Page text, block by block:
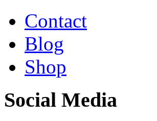
Contact
Blog
Shop
Social Media